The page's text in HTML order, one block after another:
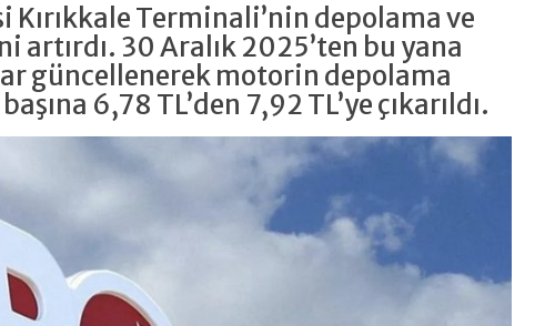
Kırıkkale Terminali’nin depolama ve
artırdı. 30 Aralık 2025’ten bu yana
güncellenerek motorin depolama
6,78 TL’den 7,92 TL’ye çıkarıldı.